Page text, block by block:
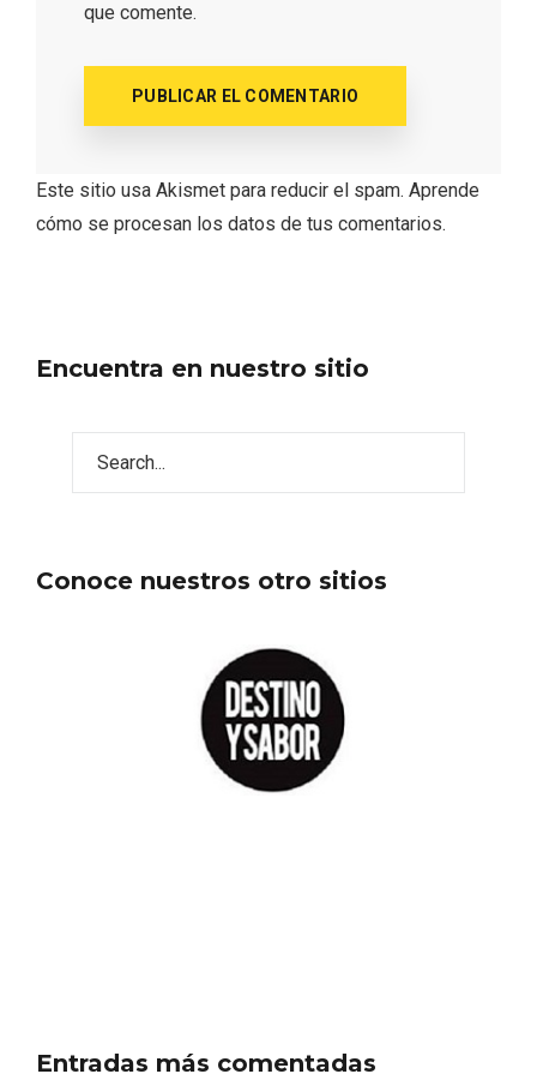
que comente.
Este sitio usa Akismet para reducir el spam. Aprende
cómo se procesan los datos de tus comentarios.
Encuentra en nuestro sitio
Conoce nuestros otro sitios
Entradas más comentadas